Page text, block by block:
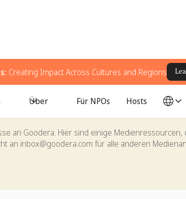
Creating Impact Across Cultures and Regions
Über Für NPOs Hosts
Medienzentrum
an Goodera. Hier sind einige
an inbox@goodera.com für alle anderen